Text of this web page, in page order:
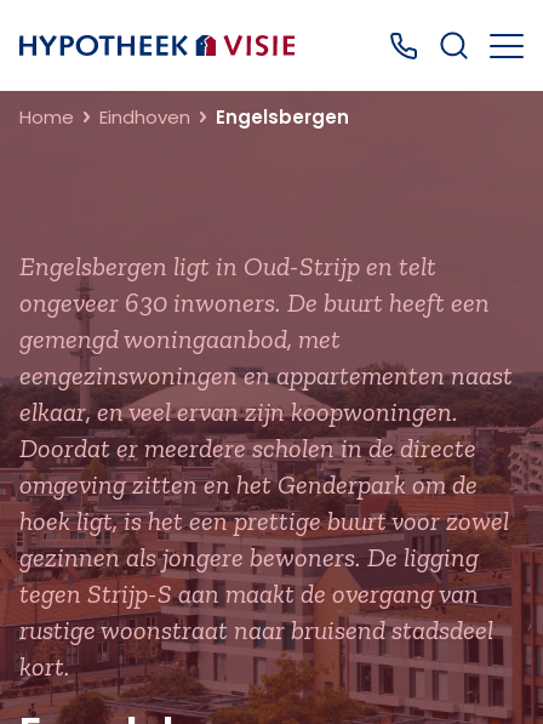
Terug naar home Bel ons: 0499
Home Eindhoven Engelsbergen
Engelsbergen ligt in Oud-Strijp en telt
ongeveer 630 inwoners. De buurt heeft een
gemengd woningaanbod, met
eengezinswoningen en appartementen naast
elkaar, en veel ervan zijn koopwoningen.
Doordat er meerdere scholen in de directe
omgeving zitten en het Genderpark om de
hoek ligt, is het een prettige buurt voor zowel
gezinnen als jongere bewoners. De ligging
tegen Strijp-S aan maakt de overgang van
rustige woonstraat naar bruisend stadsdeel
kort.